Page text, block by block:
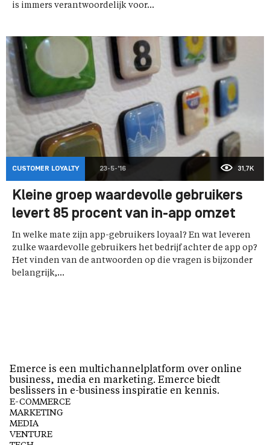
is immers verantwoordelijk voor...
CUSTOMER LOYALTY 23-5-'16 31,7K
Kleine groep waardevolle gebruikers
levert 85 procent van in-app omzet
In welke mate zijn app-gebruikers loyaal? En wat leveren
zulke waardevolle gebruikers het bedrijf achter de app op?
Het vinden van de antwoorden op die vragen is bijzonder
belangrijk,...
Emerce is een multichannelplatform over online
business, media en marketing. Emerce biedt
beslissers in e-business inspiratie en kennis.
E-COMMERCE
MARKETING
MEDIA
VENTURE